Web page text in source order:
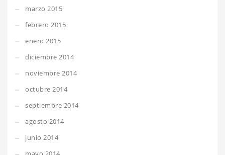
marzo 2015
febrero 2015
enero 2015
diciembre 2014
noviembre 2014
octubre 2014
septiembre 2014
agosto 2014
junio 2014